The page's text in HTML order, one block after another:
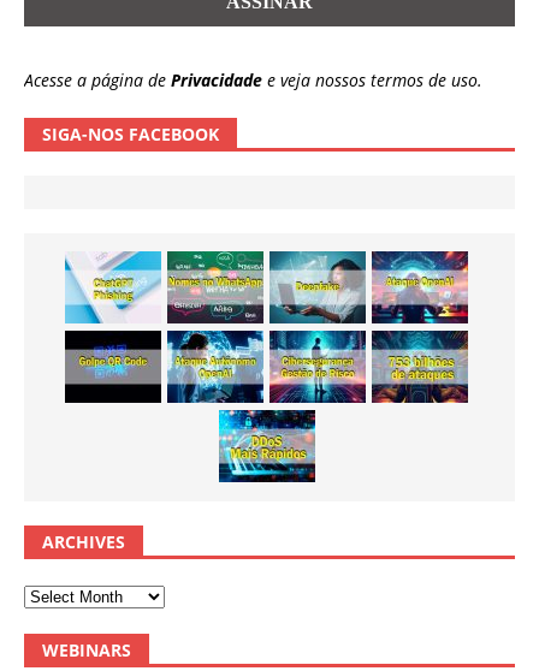
Acesse a página de Privacidade e veja nossos termos de uso.
SIGA-NOS FACEBOOK
ARCHIVES
WEBINARS